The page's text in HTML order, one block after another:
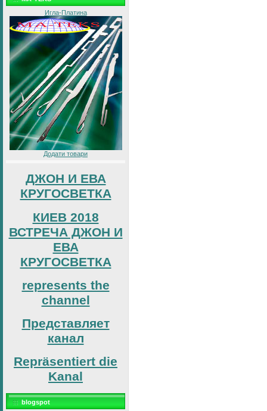
Игла-Платина
Додати товари
ДЖОН И ЕВА
КРУГОСВЕТКА
КИЕВ 2018
ВСТРЕЧА ДЖОН И
ЕВА
КРУГОСВЕТКА
represents the
channel
Представляет
канал
Repräsentiert die
Kanal
blogspot